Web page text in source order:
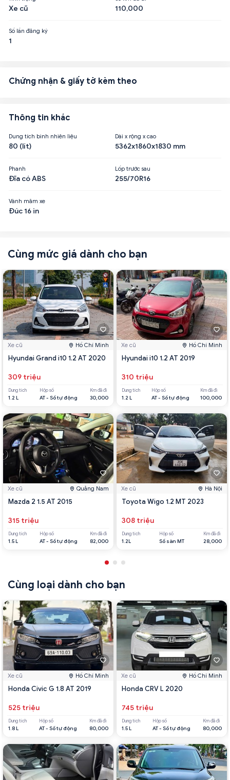
Xe cũ 110,000
Số lần đăng ký
1
Chứng nhận & giấy tờ kèm theo
Thông tin khác
Dung tích bình nhiên liệu
80 (lít)
Dài x rộng x cao
5362x1860x1830 mm
Phanh
Đĩa có ABS
Lốp trước sau
255/70R16
Vành mâm xe
Đúc 16 in
Cùng mức giá dành cho bạn
Xe cũ Hồ Chí Minh
Hyundai Grand i10 1.2 AT 2020
309 triệu
Dung tích
1.2 L
Hộp số
AT - Số tự động
Km đã đi
30,000
Xe cũ Quảng Nam
Mazda 2 1.5 AT 2015
315 triệu
Dung tích
1.5 L
Hộp số
AT - Số tự động
Km đã đi
82,000
Xe cũ Hồ Chí Minh
Hyundai i10 1.2 AT 2019
310 triệu
Dung tích
1.2 L
Hộp số
AT - Số tự động
Km đã đi
100,000
Xe cũ Hà Nội
Toyota Wigo 1.2 MT 2023
308 triệu
Dung tích
1.2L
Hộp số
Số sàn MT
Km đã đi
28,000
Cùng loại dành cho bạn
Xe cũ Hồ Chí Minh
Honda Civic G 1.8 AT 2019
525 triệu
Dung tích
1.8 L
Hộp số
AT - Số tự động
Km đã đi
80,000
Xe cũ Hồ Chí Minh
Honda CRV L 2020
745 triệu
Dung tích
1.5 L
Hộp số
AT - Số tự động
Km đã đi
80,000